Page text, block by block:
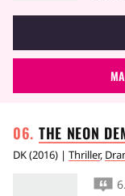
THE NEON
DK(2016) | Thriller,